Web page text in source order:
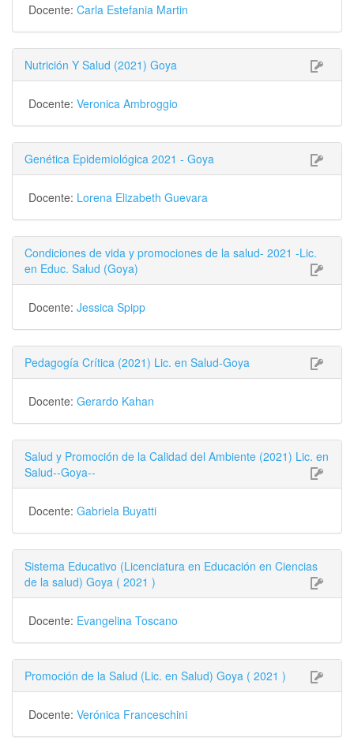
Docente: Carla Estefania Martin
Nutrición Y Salud (2021) Goya
Docente: Veronica Ambroggio
Genética Epidemiológica 2021 - Goya
Docente: Lorena Elizabeth Guevara
Condiciones de vida y promociones de la salud- 2021 -Lic.
en Educ. Salud (Goya)
Docente: Jessica Spipp
Pedagogía Crítica (2021) Lic. en Salud-Goya
Docente: Gerardo Kahan
Salud y Promoción de la Calidad del Ambiente (2021) Lic. en
Salud--Goya--
Docente: Gabriela Buyatti
Sistema Educativo (Licenciatura en Educación en Ciencias
de la salud) Goya ( 2021 )
Docente: Evangelina Toscano
Promoción de la Salud (Lic. en Salud) Goya ( 2021 )
Docente: Verónica Franceschini